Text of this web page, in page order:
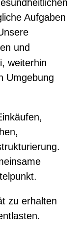
Aufgaben
und
weiterhin
Umgebung
zu erhalten